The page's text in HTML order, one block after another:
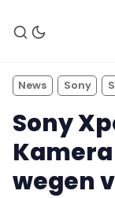
News Sony
Sony
wegen